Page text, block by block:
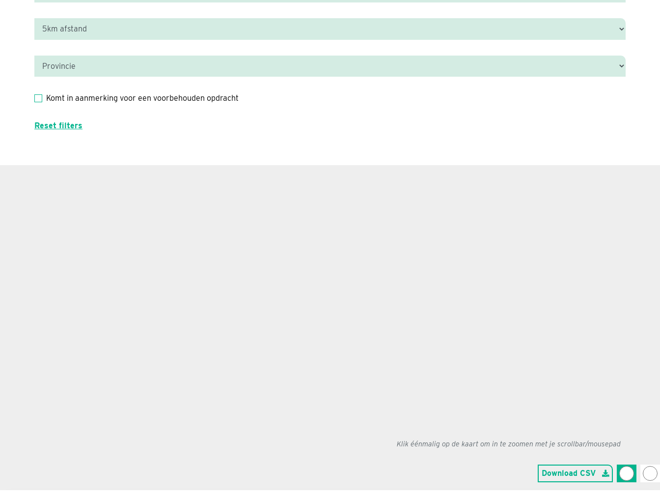
Komt in aanmerking voor een voorbehouden opdracht
Reset filters
Klik éénmalig op de kaart om in te zoomen met je scrollbar/mousepad
Download CSV